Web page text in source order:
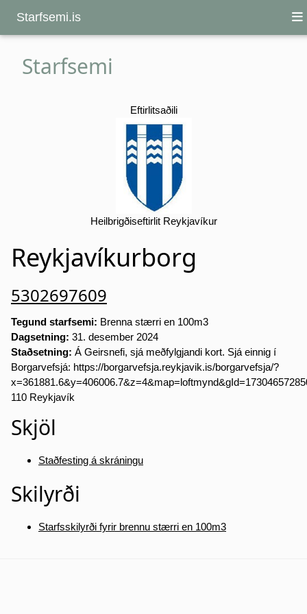
Starfsemi.is
Starfsemi
Eftirlitsaðili
Heilbrigðiseftirlit Reykjavíkur
Reykjavíkurborg
5302697609
Tegund starfsemi: Brenna stærri en 100m3
Dagsetning: 31. desember 2024
Staðsetning: Á Geirsnefi, sjá meðfylgjandi kort. Sjá einnig í
Borgarvefsjá: https://borgarvefsja.reykjavik.is/borgarvefsja/?
110 Reykjavík
Skjöl
Staðfesting á skráningu
Skilyrði
Starfsskilyrði fyrir brennu stærri en 100m3